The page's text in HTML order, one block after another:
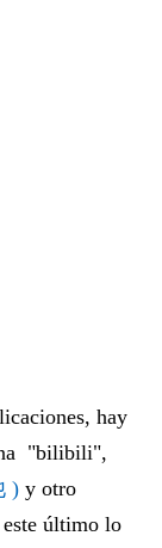
hay
"bilibili",
) y otro
este último lo